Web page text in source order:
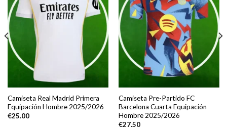
Camiseta Real Madrid Primera
Equipación Hombre 2025/2026
€25.00
Camiseta Pre-Partido FC
Barcelona Cuarta Equipación
Hombre 2025/2026
€27.50